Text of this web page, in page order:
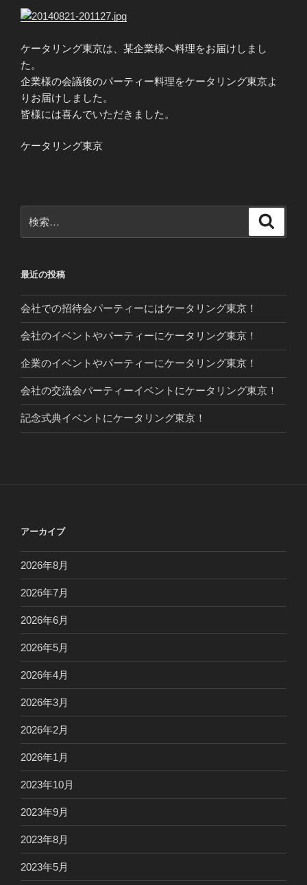
ケータリング東京は、某企業様へ料理をお届けしまし
た。
企業様の会議後のパーティー料理をケータリング東京よ
りお届けしました。
皆様には喜んでいただきました。
ケータリング東京
索:
最近の投稿
会社での招待会パーティーにはケータリング東京！
会社のイベントやパーティーにケータリング東京！
企業のイベントやパーティーにケータリング東京！
会社の交流会パーティーイベントにケータリング東京！
記念式典イベントにケータリング東京！
アーカイブ
2026年8月
2026年7月
2026年6月
2026年5月
2026年4月
2026年3月
2026年2月
2026年1月
2023年10月
2023年9月
2023年8月
2023年5月